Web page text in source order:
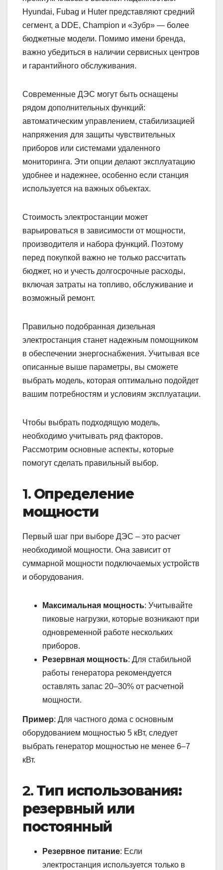
Hyundai, Fubag и Huter представляют средний
сегмент, а DDE, Champion и «Зубр» — более
бюджетные модели. Помимо имени бренда,
важно убедиться в наличии сервисных центров
и гарантийного обслуживания.
Современные ДЭС могут быть оснащены
рядом дополнительных функций:
автоматическим управлением, стабилизацией
напряжения для защиты чувствительных
приборов или системами удаленного
мониторинга. Эти опции делают эксплуатацию
удобнее и надежнее, особенно если станция
используется на важных объектах.
Стоимость электростанции может
варьироваться в зависимости от мощности,
производителя и набора функций. Поэтому
перед покупкой важно не только рассчитать
бюджет, но и учесть долгосрочные расходы,
включая затраты на топливо, обслуживание и
возможный ремонт.
Правильно подобранная дизельная
электростанция станет надежным помощником
в обеспечении энергоснабжения. Учитывая все
описанные выше параметры, вы сможете
выбрать модель, которая оптимально подойдет
вашим потребностям и условиям эксплуатации.
Чтобы выбрать подходящую модель,
необходимо учитывать ряд факторов.
Рассмотрим основные аспекты, которые
помогут сделать правильный выбор.
1. Определение
мощности
Первый шаг при выборе ДЭС – это расчет
необходимой мощности. Она зависит от
суммарной мощности подключаемых устройств
и оборудования.
Максимальная мощность: Учитывайте
пиковые нагрузки, которые возникают при
одновременной работе нескольких
приборов.
Резервная мощность: Для стабильной
работы генератора рекомендуется
оставлять запас 20–30% от расчетной
мощности.
Пример: Для частного дома с основным
оборудованием мощностью 5 кВт, следует
выбрать генератор мощностью не менее 6–7
кВт.
2. Тип использования:
резервный или
постоянный
Резервное питание: Если
электростанция используется только в